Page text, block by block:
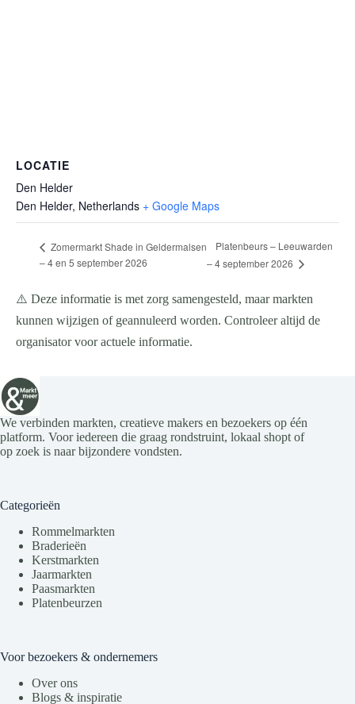
LOCATIE
Den Helder
Den Helder, Netherlands + Google Maps
Zomermarkt Shade in Geldermalsen
– 4 en 5 september 2026
Platenbeurs – Leeuwarden
– 4 september 2026
⚠️ Deze informatie is met zorg samengesteld, maar markten
kunnen wijzigen of geannuleerd worden. Controleer altijd de
organisator voor actuele informatie.
We verbinden markten, creatieve makers en bezoekers op één
platform. Voor iedereen die graag rondstruint, lokaal shopt of
op zoek is naar bijzondere vondsten.
Categorieën
Rommelmarkten
Braderieën
Kerstmarkten
Jaarmarkten
Paasmarkten
Platenbeurzen
Voor bezoekers & ondernemers
Over ons
Blogs & inspiratie